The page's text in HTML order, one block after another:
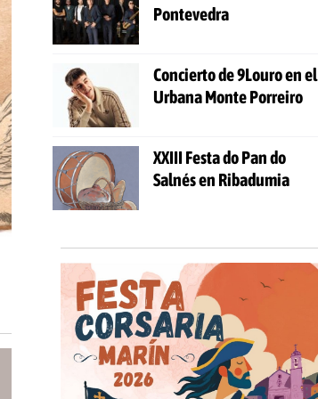
Pontevedra
Concierto de 9Louro en el
Urbana Monte Porreiro
XXIII Festa do Pan do
Salnés en Ribadumia